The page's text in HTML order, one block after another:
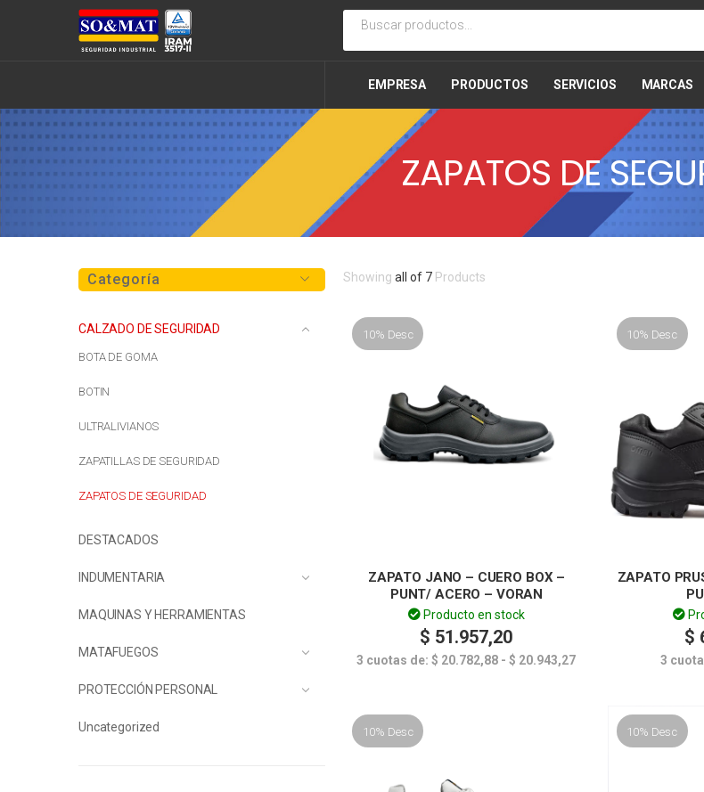
EMPRESA PRODUCTOS SERVICIOS MARCAS
ZAPATOS DE
Categoría
CALZADO DE SEGURIDAD
BOTA DE GOMA
BOTIN
ULTRALIVIANOS
ZAPATILLAS DE SEGURIDAD
ZAPATOS DE SEGURIDAD
DESTACADOS
INDUMENTARIA
MAQUINAS Y HERRAMIENTAS
MATAFUEGOS
PROTECCIÓN PERSONAL
Uncategorized
Showing all of 7 Products
10% Desc
ZAPATO JANO – CUERO BOX –
PUNT/ ACERO – VORAN
Producto en stock
$ 51.957,20
3 cuotas de:$ 20.782,88 -$ 20.943,27
10% Desc
ZAPATO
$
3
10% Desc 10% Desc